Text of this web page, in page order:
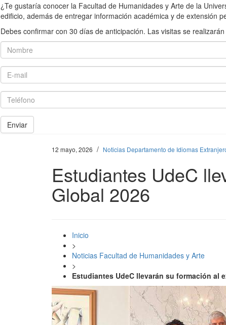
¿Te gustaría conocer la Facultad de Humanidades y Arte de la
edificio, además de entregar información académica y de extensión
Debes confirmar con 30 días de anticipación. Las visitas se
Nombre
E-mail
Teléfono
Enviar
12 mayo, 2026 / Noticias Departamento de Idiomas
Estudiantes UdeC
Global 2026
Inicio
>
Noticias Facultad de Humanidades y Arte
>
Estudiantes UdeC llevarán su formación al